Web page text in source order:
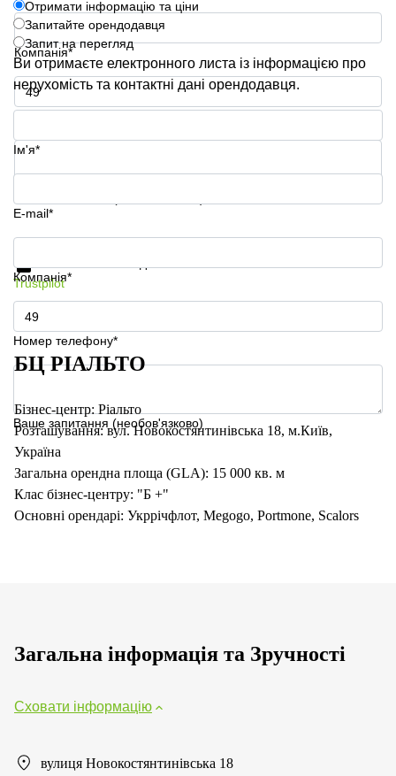
Компанія*
Номер телефону*
Отримати інформацію та ціни
Запитайте орендодавця
Запит на перегляд
Ви отримаєте електронного листа із інформацією про
нерухомість та контактні дані орендодавця.
Ім'я*
E-mail*
Компанія*
Номер телефону*
Ваше запитання (необов'язково)
Отримати інформацію та ціни
Trustpilot
БЦ РІАЛЬТО
Бізнес-центр: Ріальто
Розташування: вул. Новокостянтинівська 18, м.Київ,
Україна
Загальна орендна площа (GLA): 15 000 кв. м
Клас бізнес-центру: "Б +"
Основні орендарі: Укррічфлот, Megogo, Portmone, Scalors
Загальна інформація та Зручності
Сховати інформацію
вулиця Новокостянтинівська 18